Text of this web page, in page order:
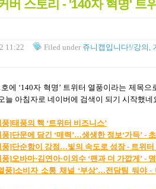
버 스토리 - '140자 혁명' 트
11:22 Filed under 쥬니캡입니다!/강의,
호에 ‘140자 혁명 ’ 트위터 열풍이라는 제목으
늘 아침자로 네이버에 검색이 되기 시작했네
풍]태풍의 핵 ‘트위터 비즈니스’
풍]단문에 담긴 ‘매력’…생생한 정보‘가득’ -
풍]단순함이 강점…빛의 속도로 성장 - 트위터
풍]오바마·김연아·이외수 ‘팬과 더 가깝게’ -
풍]소비자 소통 채널 ‘부상’…전담팀 둬야 -